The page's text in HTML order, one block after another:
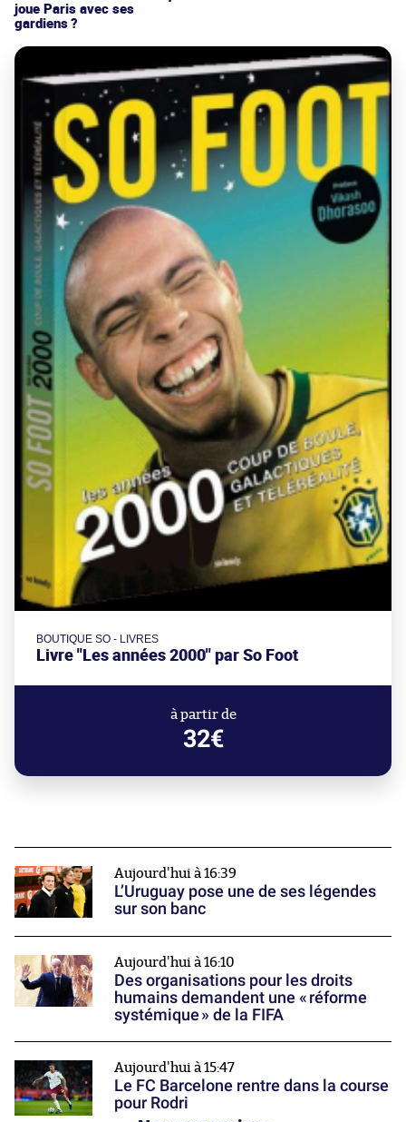
joue Paris avec ses
gardiens ?
BOUTIQUE SO - LIVRES
Livre "Les années 2000" par So Foot
à partir de
32€
Aujourd'hui à 16:39
L’Uruguay pose une de ses légendes
sur son banc
Aujourd'hui à 16:10
Des organisations pour les droits
humains demandent une « réforme
systémique » de la FIFA
Aujourd'hui à 15:47
Le FC Barcelone rentre dans la course
pour Rodri